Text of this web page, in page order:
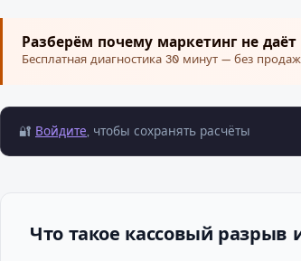
Разберём почему маркетинг не даёт
Бесплатная диагностика 30 минут — без
🔐 Войдите, чтобы сохранять расчёты
Что такое кассовый разрыв